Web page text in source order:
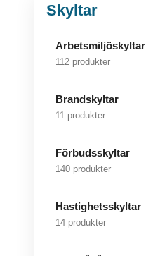
Skyltar
Arbetsmiljöskyltar
112 produkter
Brandskyltar
11 produkter
Förbudsskyltar
140 produkter
Hastighetsskyltar
14 produkter